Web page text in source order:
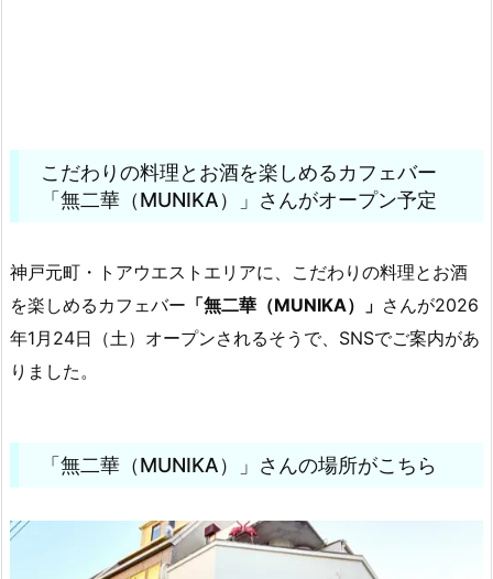
こだわりの料理とお酒を楽しめるカフェバー
「無二華（MUNIKA）」さんがオープン予定
神戸元町・トアウエストエリアに、こだわりの料理とお酒
を楽しめるカフェバー 「無二華（MUNIKA）」 さんが2026
年1月24日（土）オープンされるそうで、SNSでご案内があ
りました。
「無二華（MUNIKA）」さんの場所がこちら